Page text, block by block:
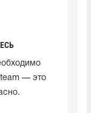
— это